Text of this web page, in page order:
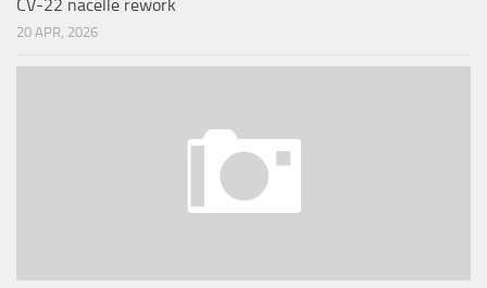
CV-22 nacelle rework
20 APR, 2026